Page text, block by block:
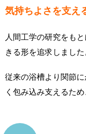
気持ちよさを支え
人間工学の研究をも
きる形を追求しました
従来の浴槽より関節
く包み込み支えるた